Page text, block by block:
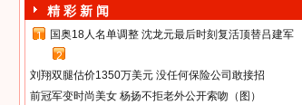
精 彩 新 闻
1
国奥18人名单调整 沈龙元最后时刻复活顶替吕建军
2
刘翔双腿估价1350万美元 没任何保险公司敢接招
前冠军变时尚美女 杨扬不拒老外公开索吻（图）